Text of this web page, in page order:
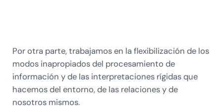
Por otra parte, trabajamos en la flexibilización de los
modos inapropiados del procesamiento de
información y de las interpretaciones rígidas que
hacemos del entorno, de las relaciones y de
nosotros mismos.